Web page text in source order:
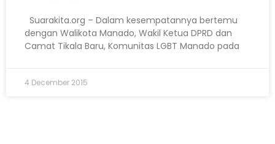
Suarakita.org – Dalam kesempatannya bertemu
dengan Walikota Manado, Wakil Ketua DPRD dan
Camat Tikala Baru, Komunitas LGBT Manado pada
4 December 2015